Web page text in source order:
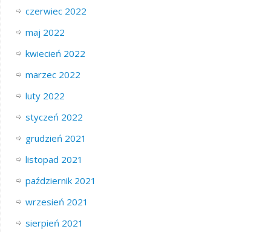
czerwiec 2022
maj 2022
kwiecień 2022
marzec 2022
luty 2022
styczeń 2022
grudzień 2021
listopad 2021
październik 2021
wrzesień 2021
sierpień 2021